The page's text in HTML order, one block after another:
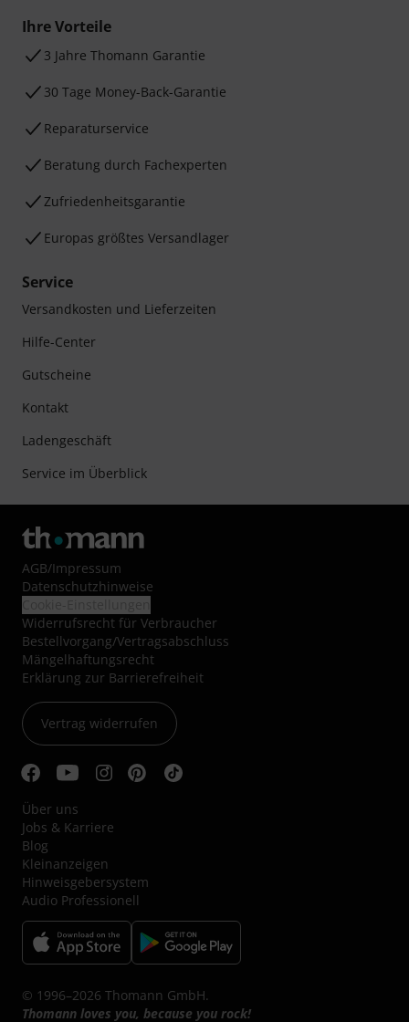
Ihre Vorteile
3 Jahre Thomann Garantie
30 Tage Money-Back-Garantie
Reparaturservice
Beratung durch Fachexperten
Zufriedenheitsgarantie
Europas größtes Versandlager
Service
Versandkosten und Lieferzeiten
Hilfe-Center
Gutscheine
Kontakt
Ladengeschäft
Service im Überblick
AGB/Impressum
Datenschutzhinweise
Widerrufsrecht für Verbraucher
Bestellvorgang/Vertragsabschluss
Mängelhaftungsrecht
Erklärung zur Barrierefreiheit
Vertrag widerrufen
Über uns
Jobs & Karriere
Blog
Kleinanzeigen
Hinweisgebersystem
Audio Professionell
© 1996–2026 Thomann GmbH.
Thomann loves you, because you rock!